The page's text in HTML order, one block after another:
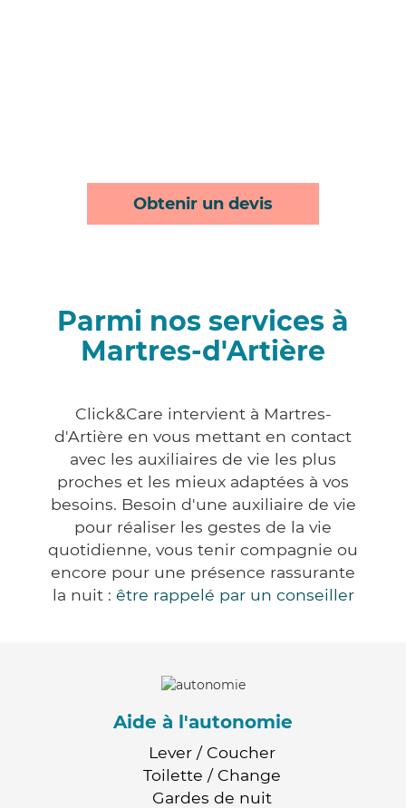
Obtenir un devis
Parmi nos services à
Martres-d'Artière
Click&Care intervient à Martres-
d'Artière en vous mettant en contact
avec les auxiliaires de vie les plus
proches et les mieux adaptées à vos
besoins. Besoin d'une auxiliaire de vie
pour réaliser les gestes de la vie
quotidienne, vous tenir compagnie ou
encore pour une présence rassurante
la nuit : être rappelé par un conseiller
Aide à l'autonomie
Lever / Coucher
Toilette / Change
Gardes de nuit